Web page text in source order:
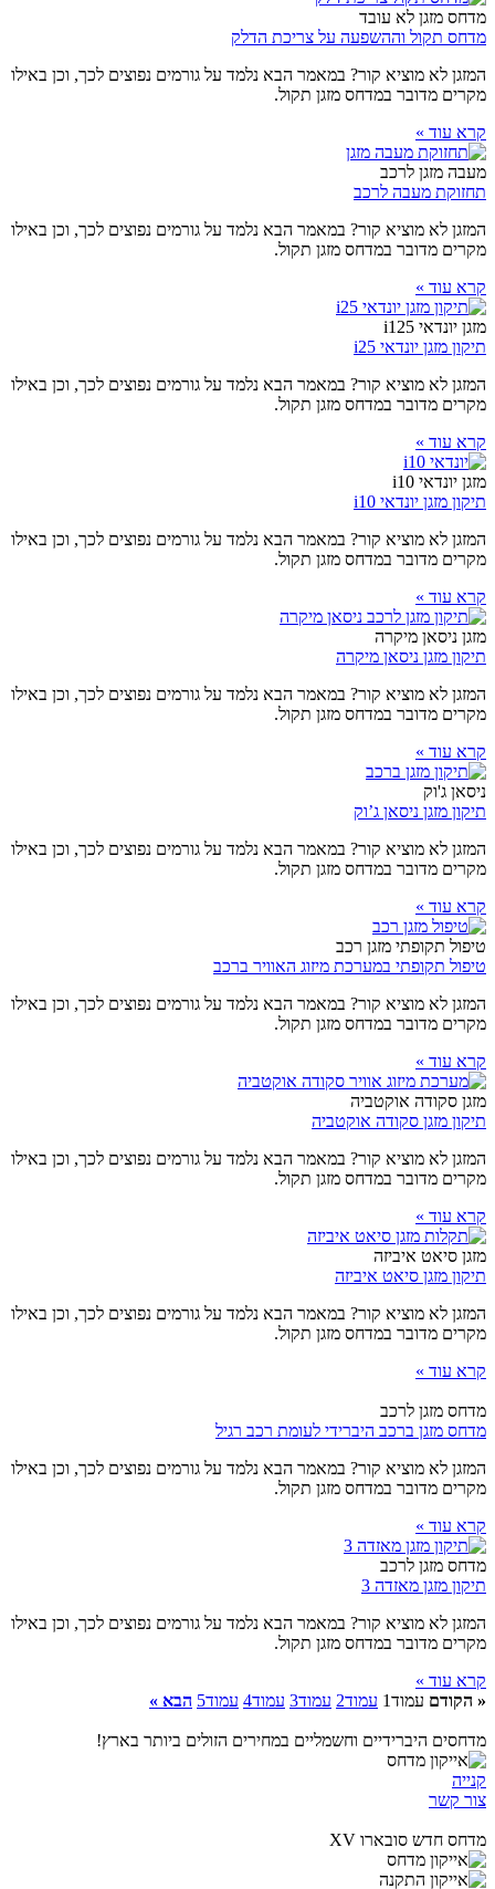
מדחס מזגן לא עובד
מדחס תקול וההשפעה על צריכת הדלק
המזגן לא מוציא קור? במאמר הבא נלמד על גורמים נפוצים לכך, וכן באילו
מקרים מדובר במדחס מזגן תקול.
קרא עוד »
מעבה מזגן לרכב
תחזוקת מעבה לרכב
המזגן לא מוציא קור? במאמר הבא נלמד על גורמים נפוצים לכך, וכן באילו
מקרים מדובר במדחס מזגן תקול.
קרא עוד »
מזגן יונדאי i125
תיקון מזגן יונדאי i25
המזגן לא מוציא קור? במאמר הבא נלמד על גורמים נפוצים לכך, וכן באילו
מקרים מדובר במדחס מזגן תקול.
קרא עוד »
מזגן יונדאי i10
תיקון מזגן יונדאי i10
המזגן לא מוציא קור? במאמר הבא נלמד על גורמים נפוצים לכך, וכן באילו
מקרים מדובר במדחס מזגן תקול.
קרא עוד »
מזגן ניסאן מיקרה
תיקון מזגן ניסאן מיקרה
המזגן לא מוציא קור? במאמר הבא נלמד על גורמים נפוצים לכך, וכן באילו
מקרים מדובר במדחס מזגן תקול.
קרא עוד »
ניסאן ג'וק
תיקון מזגן ניסאן ג’וק
המזגן לא מוציא קור? במאמר הבא נלמד על גורמים נפוצים לכך, וכן באילו
מקרים מדובר במדחס מזגן תקול.
קרא עוד »
טיפול תקופתי מזגן רכב
טיפול תקופתי במערכת מיזוג האוויר ברכב
המזגן לא מוציא קור? במאמר הבא נלמד על גורמים נפוצים לכך, וכן באילו
מקרים מדובר במדחס מזגן תקול.
קרא עוד »
מזגן סקודה אוקטביה
תיקון מזגן סקודה אוקטביה
המזגן לא מוציא קור? במאמר הבא נלמד על גורמים נפוצים לכך, וכן באילו
מקרים מדובר במדחס מזגן תקול.
קרא עוד »
מזגן סיאט איביזה
תיקון מזגן סיאט איביזה
המזגן לא מוציא קור? במאמר הבא נלמד על גורמים נפוצים לכך, וכן באילו
מקרים מדובר במדחס מזגן תקול.
קרא עוד »
מדחס מזגן לרכב
מדחס מזגן ברכב היברידי לעומת רכב רגיל
המזגן לא מוציא קור? במאמר הבא נלמד על גורמים נפוצים לכך, וכן באילו
מקרים מדובר במדחס מזגן תקול.
קרא עוד »
מדחס מזגן לרכב
תיקון מזגן מאזדה 3
המזגן לא מוציא קור? במאמר הבא נלמד על גורמים נפוצים לכך, וכן באילו
מקרים מדובר במדחס מזגן תקול.
קרא עוד »
« הקודם עמוד1 עמוד2 עמוד3 עמוד4 עמוד5 הבא »
מדחסים היברידיים וחשמליים במחירים הזולים ביותר בארץ!
קנייה
צור קשר
מדחס חדש סובארו XV